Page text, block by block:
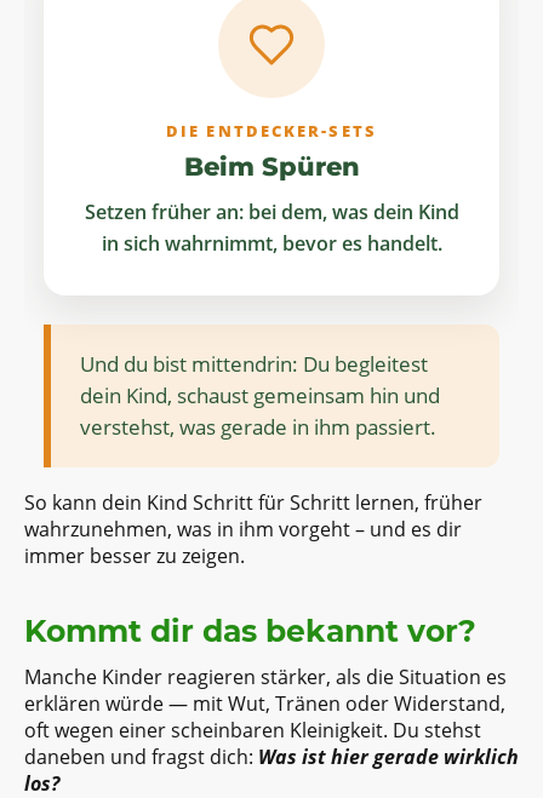
DIE ENTDECKER-SETS
Beim Spüren
Setzen früher an: bei dem, was dein Kind
in sich wahrnimmt, bevor es handelt.
Und du bist mittendrin: Du begleitest
dein Kind, schaust gemeinsam hin und
verstehst, was gerade in ihm passiert.
So kann dein Kind Schritt für Schritt lernen, früher
wahrzunehmen, was in ihm vorgeht – und es dir
immer besser zu zeigen.
Kommt dir das bekannt vor?
Manche Kinder reagieren stärker, als die Situation es
erklären würde — mit Wut, Tränen oder Widerstand,
oft wegen einer scheinbaren Kleinigkeit. Du stehst
daneben und fragst dich: Was ist hier gerade wirklich
los?